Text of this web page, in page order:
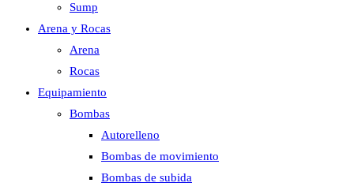
Sump
Arena y Rocas
Arena
Rocas
Equipamiento
Bombas
Autorelleno
Bombas de movimiento
Bombas de subida